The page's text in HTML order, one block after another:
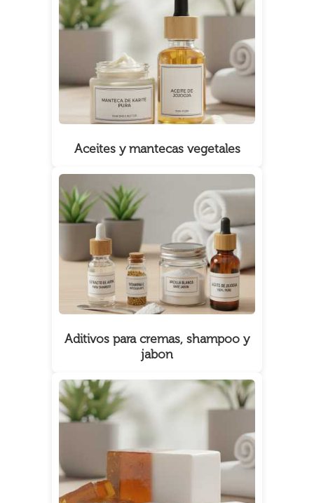
Aceites y mantecas vegetales
Aditivos para cremas, shampoo y
jabon